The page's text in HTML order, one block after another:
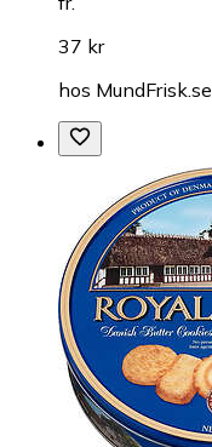
37 kr
hos MundFrisk.se